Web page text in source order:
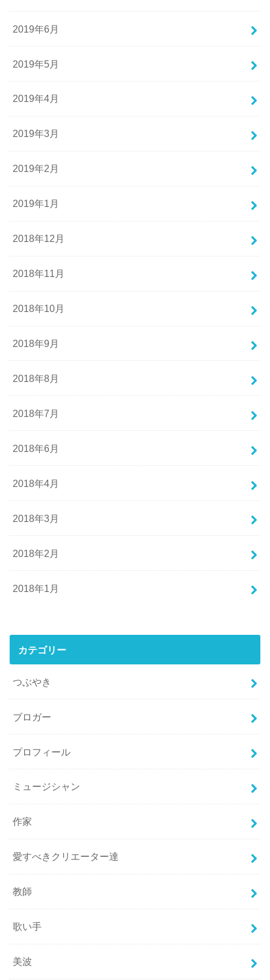
2019年6月
2019年5月
2019年4月
2019年3月
2019年2月
2019年1月
2018年12月
2018年11月
2018年10月
2018年9月
2018年8月
2018年7月
2018年6月
2018年4月
2018年3月
2018年2月
2018年1月
カテゴリー
つぶやき
ブロガー
プロフィール
ミュージシャン
作家
愛すべきクリエーター達
教師
歌い手
美波